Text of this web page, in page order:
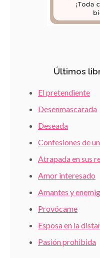
Últimos
El pretendiente
Desenmascarada
Deseada
Confesiones de
Atrapada en sus
Amor interesado
Amantes y
Provócame
Esposa en la
Pasión prohibida